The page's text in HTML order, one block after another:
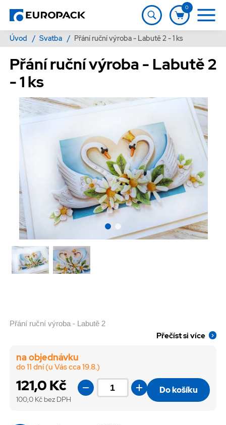
0
Úvod / Svatba / Přání ruční výroba - Labutě 2 - 1 ks
Přání ruční výroba - Labutě 2
- 1 ks
Přání ruční výroba - Labutě 2
Přečíst si více
121,0 Kč
100,0 Kč bez DPH
na objednávku
do 11 dní (u Vás cca 19.8.)
Do košíku